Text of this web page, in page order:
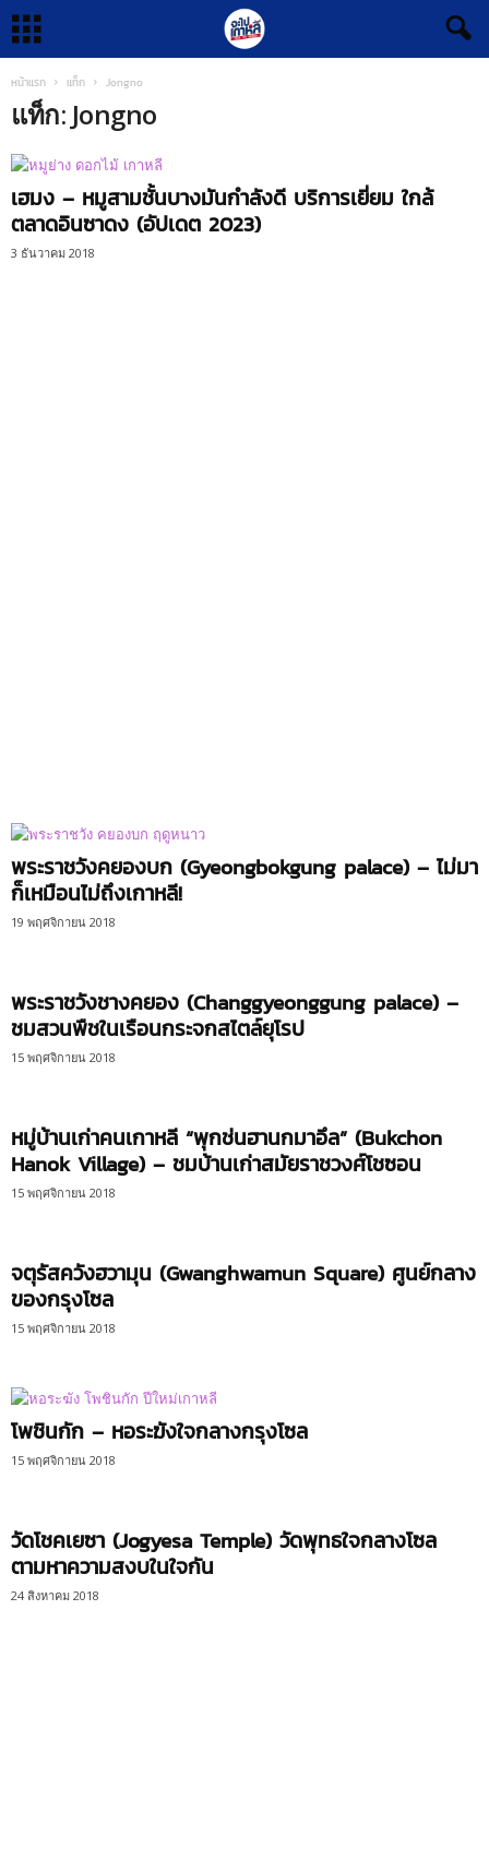
หน้าแรก แท็ก Jongno
แท็ก: Jongno
เฮมง – หมูสามชั้นบางมันกำลังดี บริการเยี่ยม ใกล้
ตลาดอินซาดง (อัปเดต 2023)
3 ธันวาคม 2018
พระราชวังคยองบก (Gyeongbokgung palace) – ไม่มา
ก็เหมือนไม่ถึงเกาหลี!
19 พฤศจิกายน 2018
พระราชวังชางคยอง (Changgyeonggung palace) –
ชมสวนพืชในเรือนกระจกสไตล์ยุโรป
15 พฤศจิกายน 2018
หมู่บ้านเก่าคนเกาหลี “พุกช่นฮานกมาอึล” (Bukchon
Hanok Village) – ชมบ้านเก่าสมัยราชวงศ์โชซอน
15 พฤศจิกายน 2018
จตุรัสควังฮวามุน (Gwanghwamun Square) ศูนย์กลาง
ของกรุงโซล
15 พฤศจิกายน 2018
โพชินกัก – หอระฆังใจกลางกรุงโซล
15 พฤศจิกายน 2018
วัดโชคเยซา (Jogyesa Temple) วัดพุทธใจกลางโซล
ตามหาความสงบในใจกัน
24 สิงหาคม 2018